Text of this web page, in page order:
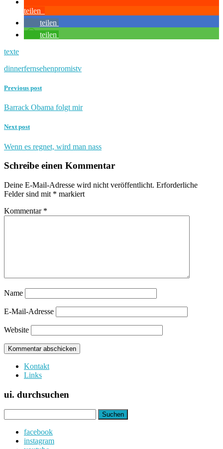
teilen
teilen
teilen
texte
dinnerfernsehenpromistv
Previous post
Barrack Obama folgt mir
Next post
Wenn es regnet, wird man nass
Schreibe einen Kommentar
Deine E-Mail-Adresse wird nicht veröffentlicht. Erforderliche
Felder sind mit * markiert
Kommentar *
Name
E-Mail-Adresse
Website
Kontakt
Links
ui. durchsuchen
nach:
facebook
instagram